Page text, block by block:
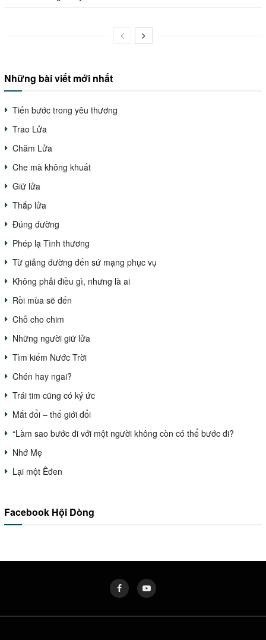
Những bài viết mới nhất
Tiến bước trong yêu thương
Trao Lửa
Chăm Lửa
Che mà không khuất
Giữ lửa
Thắp lửa
Đúng đường
Phép lạ Tình thương
Từ giảng đường đến sứ mạng phục vụ
Không phải điều gì, nhưng là ai
Rồi mùa sẽ đến
Chỗ cho chim
Những người giữ lửa
Tìm kiếm Nước Trời
Chén hay ngai?
Trái tim cũng có ký ức
Mắt đổi – thế giới đổi
“Làm sao bước đi với một người không còn có thể bước đi?
Nhớ Mẹ
Lại một Êđen
Facebook Hội Dòng